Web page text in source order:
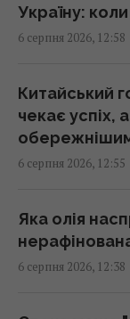
Маскують
12:52 четвер, 06
"Непомітні"
Запах, якого
Україну:
6 серпня 2026, 12:58
Китайський
чекає успіх,
6 серпня 2026, 12:55
Яка олія
6 серпня 2026, 12:38